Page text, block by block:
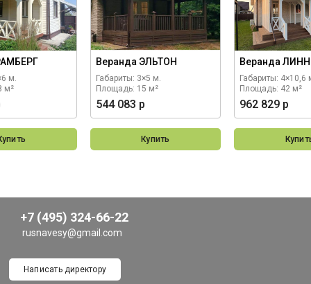
м.
м²
Веранда ЭЛЬТОН
Габариты: 3×5 м.
Площадь: 15 м²
544 083 р
Купить
Веранда
Габариты: 4×10,6
Площадь: 42 м²
962 829 р
+7 (495) 324-66-22
rusnavesy@gmail.com
Написать директору